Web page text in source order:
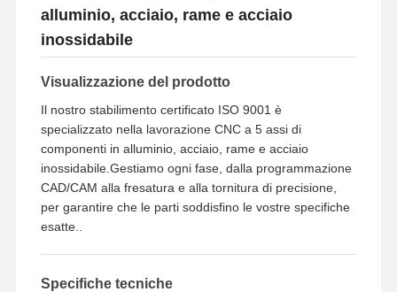
alluminio, acciaio, rame e acciaio
inossidabile
Visualizzazione del prodotto
Il nostro stabilimento certificato ISO 9001 è
specializzato nella lavorazione CNC a 5 assi di
componenti in alluminio, acciaio, rame e acciaio
inossidabile.Gestiamo ogni fase, dalla programmazione
CAD/CAM alla fresatura e alla tornitura di precisione,
per garantire che le parti soddisfino le vostre specifiche
esatte..
Specifiche tecniche